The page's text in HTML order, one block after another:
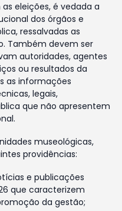
eleições, é vedada a
dos órgãos e
ressalvadas as
Também devem ser
autoridades, agentes
ou resultados da
as informações
legais,
que não apresentem
museológicas,
providências:
e publicações
que caracterizem
da gestão;